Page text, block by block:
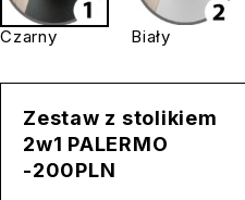
Czarny Biały
Zestaw z stolikiem
2w1 PALERMO
-200PLN